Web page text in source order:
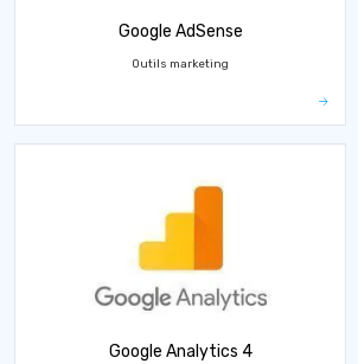
Google AdSense
Outils marketing
Google Analytics 4